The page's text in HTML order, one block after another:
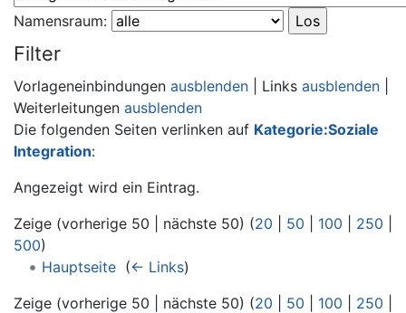
Namensraum:
Filter
Vorlageneinbindungen ausblenden | Links ausblenden
Weiterleitungen ausblenden
Die folgenden Seiten verlinken auf Kategorie:Soziale
Integration:
Angezeigt wird ein Eintrag.
Zeige (vorherige 50 | nächste 50) (20 50 100 250
500)
Hauptseite‎ (← Links)
Zeige (vorherige 50 | nächste 50) (20 50 100 250